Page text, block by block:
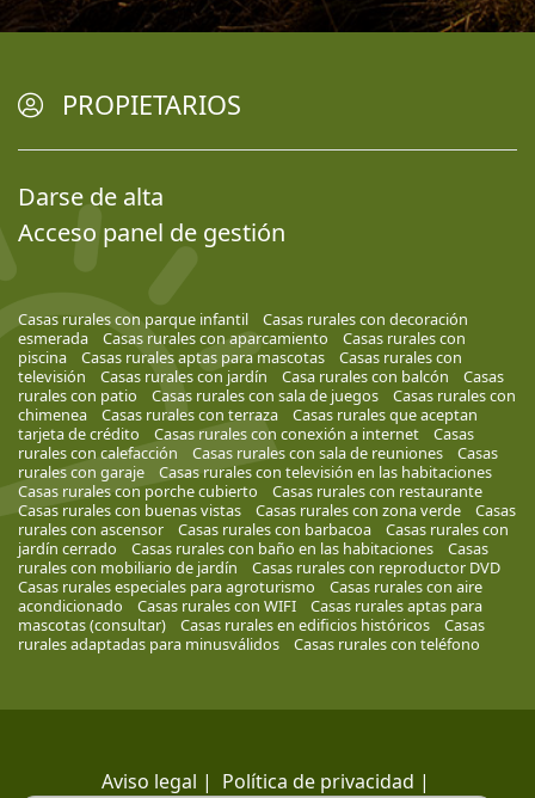
PROPIETARIOS
Darse de alta
Acceso panel de gestión
Casas rurales con parque infantil
Casas rurales con decoración
esmerada
Casas rurales con aparcamiento
Casas rurales con
piscina
Casas rurales aptas para mascotas
Casas rurales con
televisión
Casas rurales con jardín Casa rurales con balcón
Casas
rurales con patio
Casas rurales con sala de juegos
Casas rurales con
chimenea
Casas rurales con terraza
Casas rurales que aceptan
tarjeta de crédito
Casas rurales con conexión a internet
Casas
rurales con calefacción
Casas rurales con sala de reuniones
Casas
rurales con garaje
Casas rurales con televisión en las habitaciones
Casas rurales con porche cubierto
Casas rurales con restaurante
Casas rurales con buenas vistas
Casas rurales con zona verde
Casas
rurales con ascensor
Casas rurales con barbacoa
Casas rurales con
jardín cerrado
Casas rurales con baño en las habitaciones
Casas
rurales con mobiliario de jardín
Casas rurales con reproductor DVD
Casas rurales especiales para agroturismo
Casas rurales con aire
acondicionado
Casas rurales con WIFI
Casas rurales aptas para
mascotas (consultar)
Casas rurales en edificios históricos
Casas
rurales adaptadas para minusválidos
Casas rurales con teléfono
Aviso legal | Política de privacidad |